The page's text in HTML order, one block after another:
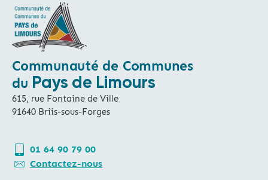
Communauté de Communes
du Pays de Limours
615, rue Fontaine de Ville
91640 Briis-sous-Forges
01 64 90 79 00
Contactez-nous